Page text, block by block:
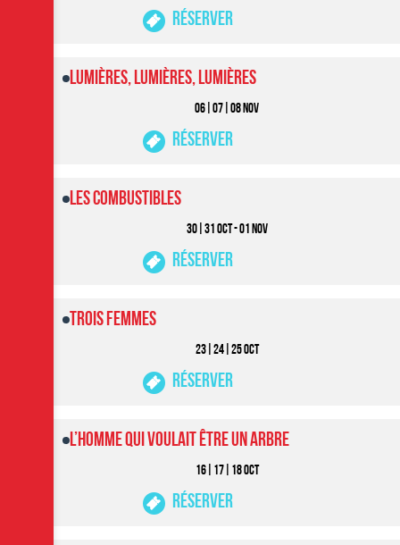
Réserver
06|07|08 NOV
Lumières, Lumières, Lumières
Réserver
30|31 OCT - 01 NOV
Les Combustibles
Réserver
23|24|25 OCT
Trois Femmes
Réserver
16|17|18 OCT
L’Homme Qui Voulait Être Un Arbre
Réserver